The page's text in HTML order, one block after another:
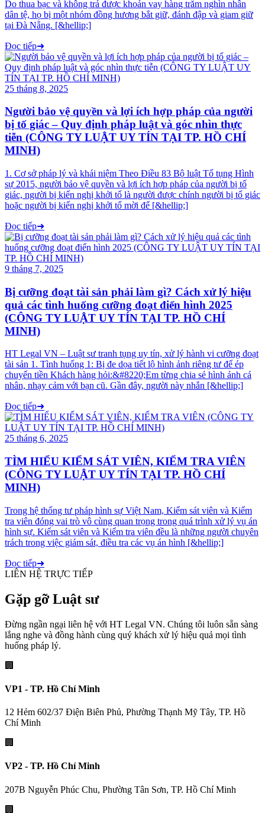
Do thua bạc và không trả được khoản vay hàng trăm nghìn nhân
dân tệ, họ bị một nhóm đồng hương bắt giữ, đánh đập và giam giữ
tại Đà Nẵng. [&hellip;]
Đọc tiếp➜
25 tháng 8, 2025
Người bảo vệ quyền và lợi ích hợp pháp của người
bị tố giác – Quy định pháp luật và góc nhìn thực
tiễn (CÔNG TY LUẬT UY TÍN TẠI TP. HỒ CHÍ
MINH)
1. Cơ sở pháp lý và khái niệm Theo Điều 83 Bộ luật Tố tụng Hình
sự 2015, người bảo vệ quyền và lợi ích hợp pháp của người bị tố
giác, người bị kiến nghị khởi tố là người được chính người bị tố giác
hoặc người bị kiến nghị khởi tố mời để [&hellip;]
Đọc tiếp➜
9 tháng 7, 2025
Bị cưỡng đoạt tài sản phải làm gì? Cách xử lý hiệu
quả các tình huống cưỡng đoạt điển hình 2025
(CÔNG TY LUẬT UY TÍN TẠI TP. HỒ CHÍ
MINH)
HT Legal VN – Luật sư tranh tụng uy tín, xử lý hành vi cưỡng đoạt
tài sản 1. Tình huống 1: Bị đe dọa tiết lộ hình ảnh riêng tư để ép
chuyển tiền Khách hàng hỏi:&#8220;Em từng chia sẻ hình ảnh cá
nhân, nhạy cảm với bạn cũ. Gần đây, người này nhắn [&hellip;]
Đọc tiếp➜
25 tháng 6, 2025
TÌM HIỂU KIỂM SÁT VIÊN, KIỂM TRA VIÊN
(CÔNG TY LUẬT UY TÍN TẠI TP. HỒ CHÍ
MINH)
Trong hệ thống tư pháp hình sự Việt Nam, Kiểm sát viên và Kiểm
tra viên đóng vai trò vô cùng quan trọng trong quá trình xử lý vụ án
hình sự. Kiểm sát viên và Kiểm tra viên đều là những người chuyên
trách trong việc giám sát, điều tra các vụ án hình [&hellip;]
Đọc tiếp➜
LIÊN HỆ TRỰC TIẾP
Gặp gỡ Luật sư
Đừng ngần ngại liên hệ với HT Legal VN. Chúng tôi luôn sẵn sàng
lắng nghe và đồng hành cùng quý khách xử lý hiệu quả mọi tình
huống pháp lý.
🏢
VP1 - TP. Hồ Chí Minh
12 Hẻm 602/37 Điện Biên Phủ, Phường Thạnh Mỹ Tây, TP. Hồ
Chí Minh
🏢
VP2 - TP. Hồ Chí Minh
207B Nguyễn Phúc Chu, Phường Tân Sơn, TP. Hồ Chí Minh
🏢